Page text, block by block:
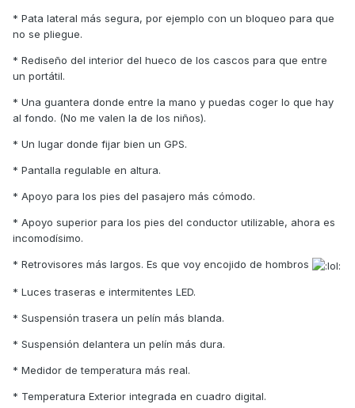
* Pata lateral más segura, por ejemplo con un bloqueo para que
no se pliegue.
* Rediseño del interior del hueco de los cascos para que entre
un portátil.
* Una guantera donde entre la mano y puedas coger lo que hay
al fondo. (No me valen la de los niños).
* Un lugar donde fijar bien un GPS.
* Pantalla regulable en altura.
* Apoyo para los pies del pasajero más cómodo.
* Apoyo superior para los pies del conductor utilizable, ahora es
incomodísimo.
* Retrovisores más largos. Es que voy encojido de hombros
* Luces traseras e intermitentes LED.
* Suspensión trasera un pelín más blanda.
* Suspensión delantera un pelín más dura.
* Medidor de temperatura más real.
* Temperatura Exterior integrada en cuadro digital.